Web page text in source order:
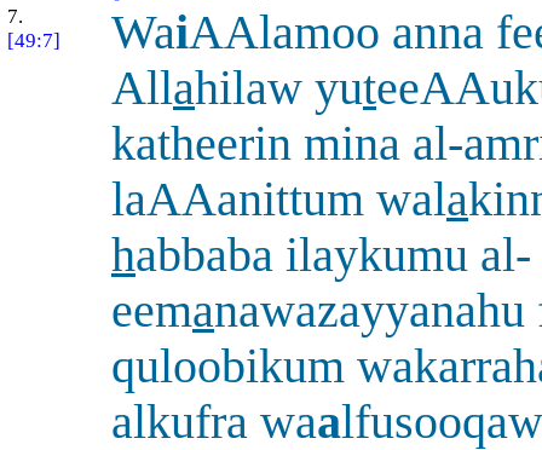
7.
[49:7]
WaiAAlamoo anna
Allahilaw yut
katheerin mina al-
laAAanittum wala
habbaba ilaykumu al-
eemanawazayyanahu
quloobikum
alkufra waa